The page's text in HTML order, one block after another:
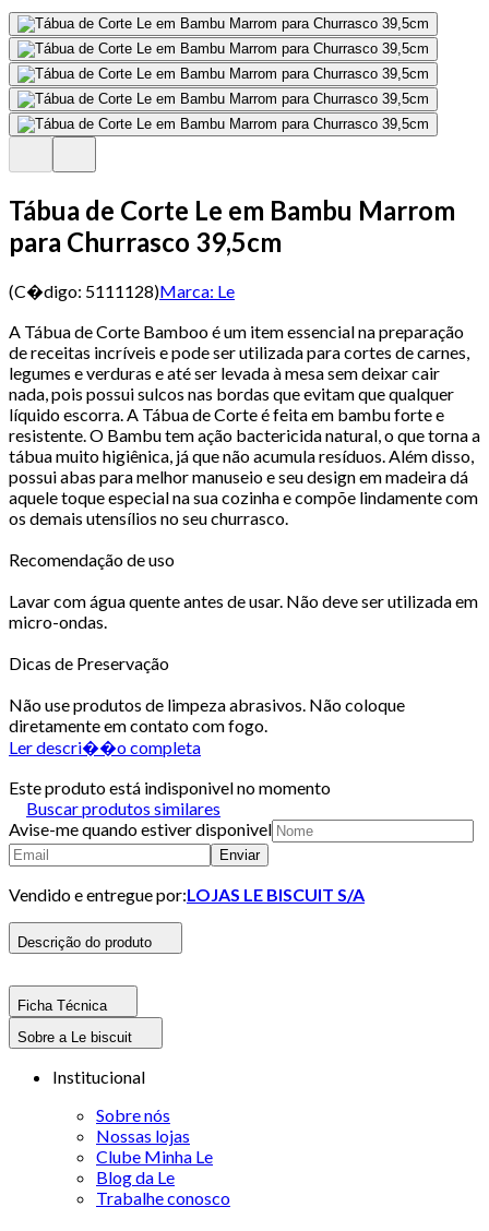
Tábua de Corte Le em Bambu Marrom
para Churrasco 39,5cm
(C�digo: 5111128)Marca: Le
A Tábua de Corte Bamboo é um item essencial na preparação
de receitas incríveis e pode ser utilizada para cortes de carnes,
legumes e verduras e até ser levada à mesa sem deixar cair
nada, pois possui sulcos nas bordas que evitam que qualquer
líquido escorra. A Tábua de Corte é feita em bambu forte e
resistente. O Bambu tem ação bactericida natural, o que torna a
tábua muito higiênica, já que não acumula resíduos. Além disso,
possui abas para melhor manuseio e seu design em madeira dá
aquele toque especial na sua cozinha e compõe lindamente com
os demais utensílios no seu churrasco.
Recomendação de uso
Lavar com água quente antes de usar. Não deve ser utilizada em
micro-ondas.
Dicas de Preservação
Não use produtos de limpeza abrasivos. Não coloque
diretamente em contato com fogo.
Ler descri��o completa
Este produto está indisponivel no momento
Buscar produtos similares
Avise-me quando estiver disponivel
Enviar
Vendido e entregue por:LOJAS LE BISCUIT S/A
Descrição do produto
Ficha Técnica
Sobre a Le biscuit
Institucional
Sobre nós
Nossas lojas
Clube Minha Le
Blog da Le
Trabalhe conosco